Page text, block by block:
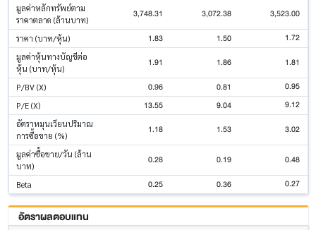
มูลค่าหลักทรัพย์ตาม
ราคาตลาด (ล้านบาท)
3,748.31 3,072.38 3,523.00
ราคา (บาท/หุ้น) 1.83 1.50 1.72
มูลค่าหุ้นทางบัญชีต่อ
หุ้น (บาท/หุ้น)
1.91 1.86 1.81
P/BV (X) 0.96 0.81 0.95
P/E (X) 13.55 9.04 9.12
อัตราหมุนเวียนปริมาณ
การซื้อขาย (%)
1.18 1.53 3.02
มูลค่าซื้อขาย/วัน (ล้าน
บาท)
0.28 0.19 0.48
Beta 0.25 0.36 0.27
อัตราผลตอบแทน